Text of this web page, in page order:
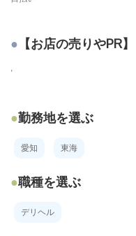
【お店の売りやPR】
勤務地を選ぶ
愛知 東海
職種を選ぶ
デリヘル